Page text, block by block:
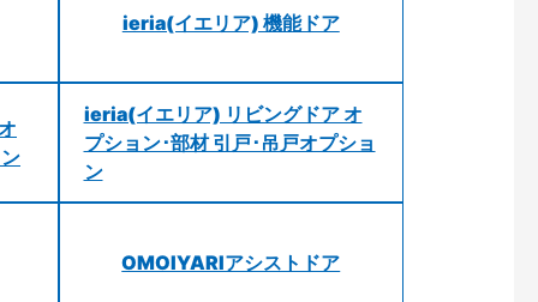
ieria(イエリア) 機能ドア
ieria(イエリア) リビングドア オ
プション･部材 引戸･吊戸オプショ
ン
OMOIYARIアシストドア